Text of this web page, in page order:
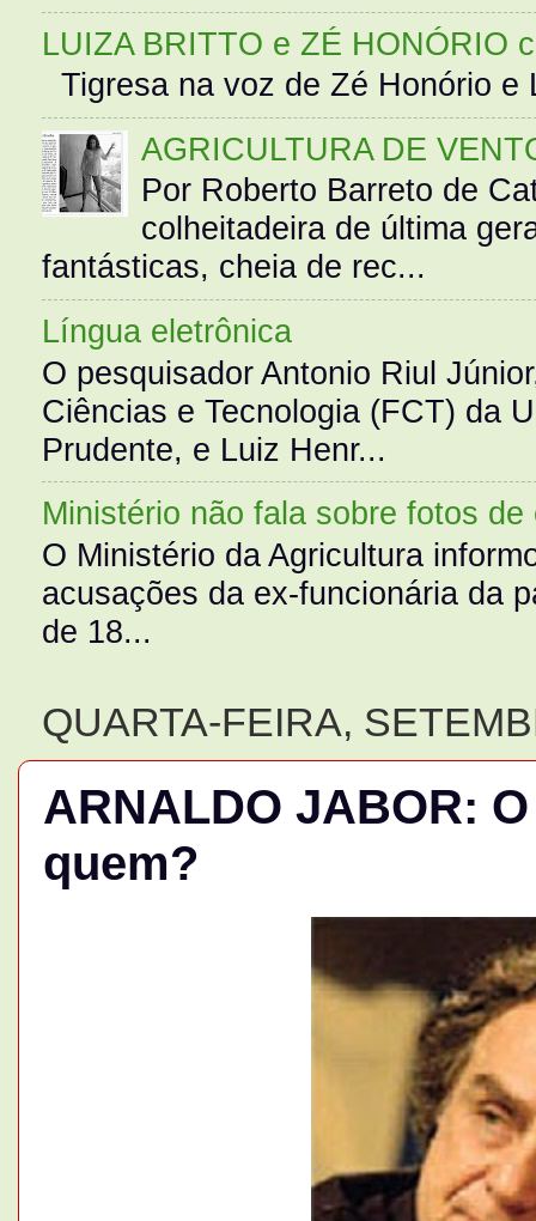
LUIZA BRITTO e ZÉ HONÓRIO
Tigresa na voz de Zé Honório
AGRICULTURA DE
Por Roberto Barreto de
colheitadeira de última
fantásticas, cheia de rec...
Língua eletrônica
O pesquisador Antonio Riul
Ciências e Tecnologia (FCT) da
Prudente, e Luiz Henr...
Ministério não fala sobre fotos de
O Ministério da Agricultura
acusações da ex-funcionária da
de 18...
QUARTA-FEIRA,
ARNALDO JABOR:
quem?